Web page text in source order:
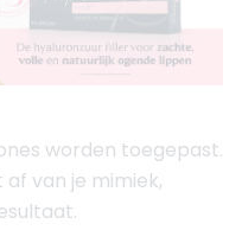
worden toegepast.
van je mimiek,